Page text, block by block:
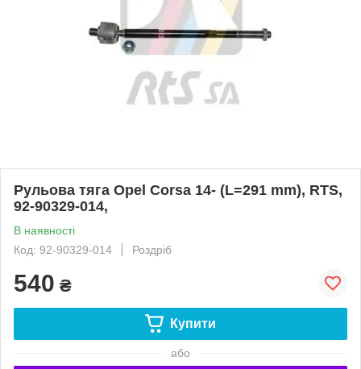
Рульова тяга Opel Corsa 14- (L=291 mm), RTS,
92-90329-014,
В наявності
Код: 92-90329-014
Роздріб
540 ₴
Купити
або